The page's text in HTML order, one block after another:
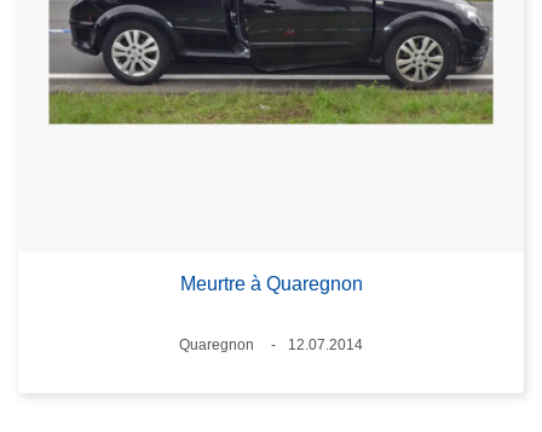
Meurtre à Quaregnon
Standort
Quaregnon
12.07.2014